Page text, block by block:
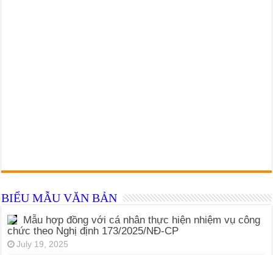
BIỂU MẪU VĂN BẢN
Mẫu hợp đồng với cá nhân thực hiện nhiệm vụ công
chức theo Nghị định 173/2025/NĐ-CP
July 19, 2025